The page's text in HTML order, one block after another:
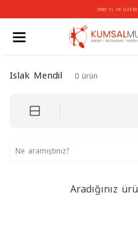
3500 TL VE ÜZERİ
Islak Mendil 0 ürün
Aradığınız